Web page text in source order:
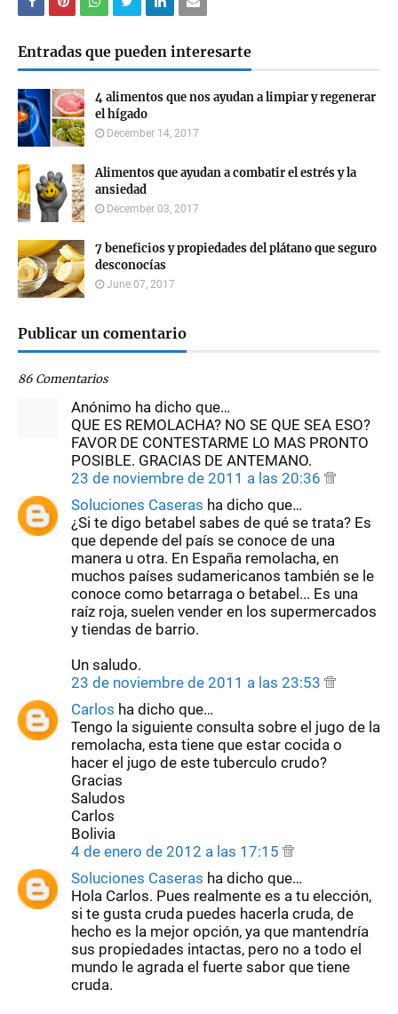
Entradas que pueden interesarte
4 alimentos que nos ayudan a limpiar y regenerar
el hígado
December 14, 2017
Alimentos que ayudan a combatir el estrés y la
ansiedad
December 03, 2017
7 beneficios y propiedades del plátano que seguro
desconocías
June 07, 2017
Publicar un comentario
86 Comentarios
Anónimo ha dicho que…
QUE ES REMOLACHA? NO SE QUE SEA ESO?
FAVOR DE CONTESTARME LO MAS PRONTO
POSIBLE. GRACIAS DE ANTEMANO.
23 de noviembre de 2011 a las 20:36
Soluciones Caseras ha dicho que…
¿Si te digo betabel sabes de qué se trata? Es
que depende del país se conoce de una
manera u otra. En España remolacha, en
muchos países sudamericanos también se le
conoce como betarraga o betabel... Es una
raíz roja, suelen vender en los supermercados
y tiendas de barrio.
Un saludo.
23 de noviembre de 2011 a las 23:53
Carlos ha dicho que…
Tengo la siguiente consulta sobre el jugo de la
remolacha, esta tiene que estar cocida o
hacer el jugo de este tuberculo crudo?
Gracias
Saludos
Carlos
Bolivia
4 de enero de 2012 a las 17:15
Soluciones Caseras ha dicho que…
Hola Carlos. Pues realmente es a tu elección,
si te gusta cruda puedes hacerla cruda, de
hecho es la mejor opción, ya que mantendría
sus propiedades intactas, pero no a todo el
mundo le agrada el fuerte sabor que tiene
cruda.